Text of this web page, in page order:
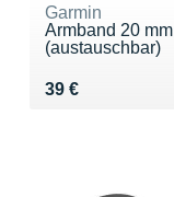
Garmin
Armband 20 mm
(austauschbar)
39 €
Vendu 39 €